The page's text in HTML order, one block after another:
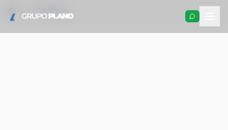
GPNews